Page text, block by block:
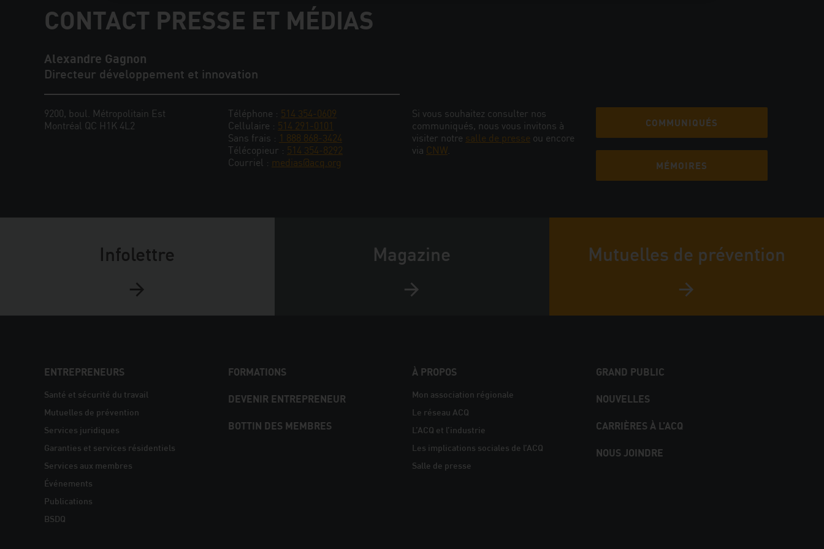
CONTACT PRESSE ET MÉDIAS
Alexandre Gagnon
Directeur développement et innovation
9200, boul. Métropolitain Est
Montréal QC H1K 4L2
Téléphone : 514 354-0609
Cellulaire : 514 291-0101
Sans frais : 1 888 868-3424
Télécopieur : 514 354-8292
Courriel : medias@acq.org
Si vous souhaitez consulter nos
communiqués, nous vous invitons à
visiter notre salle de presse ou encore
via CNW.
COMMUNIQUÉS
MÉMOIRES
Infolettre Magazine Mutuelles de prévention
NAVIGATION
PIED
DE
PAGE
ENTREPRENEURS
Santé et sécurité du travail
Mutuelles de prévention
Services juridiques
Garanties et services résidentiels
Services aux membres
Événements
Publications
BSDQ
FORMATIONS
DEVENIR ENTREPRENEUR
BOTTIN DES MEMBRES
À PROPOS
Mon association régionale
Le réseau ACQ
L’ACQ et l’industrie
Les implications sociales de l’ACQ
Salle de presse
GRAND PUBLIC
NOUVELLES
CARRIÈRES À L’ACQ
NOUS JOINDRE